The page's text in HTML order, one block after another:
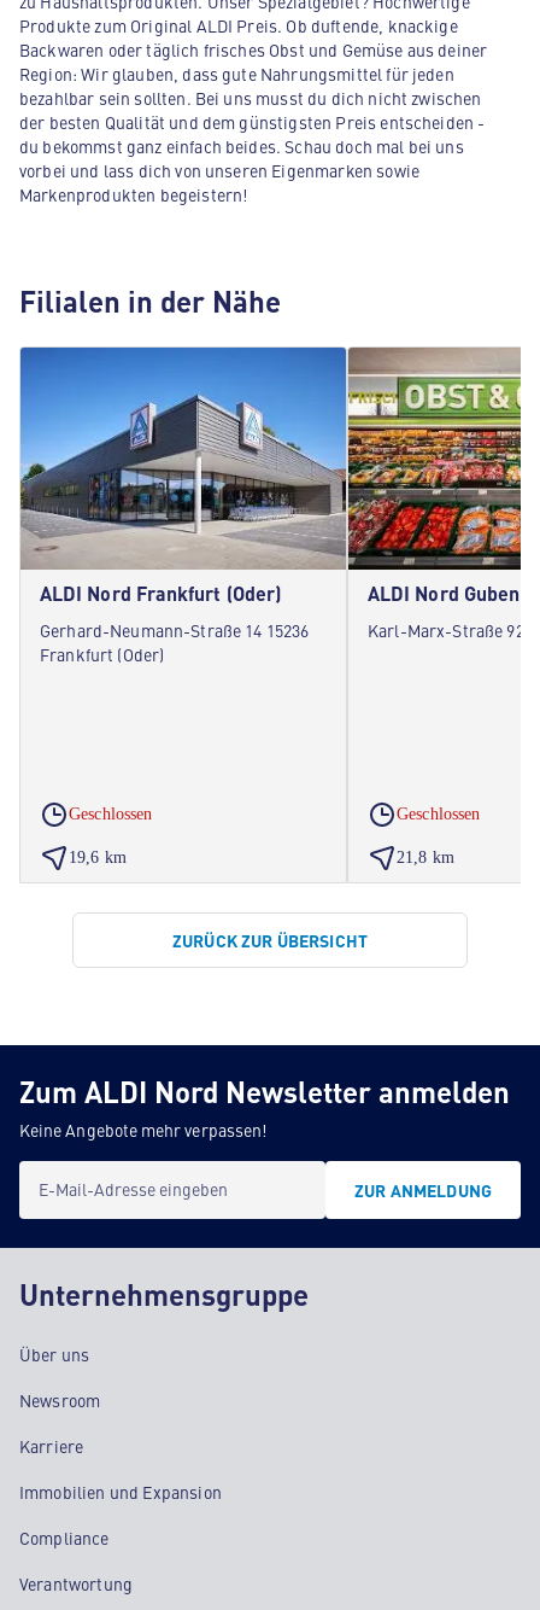
Produkte zum Original ALDI Preis. Ob duftende, knackige
Backwaren oder täglich frisches Obst und Gemüse aus deiner
Region: Wir glauben, dass gute Nahrungsmittel für jeden
bezahlbar sein sollten. Bei uns musst du dich nicht zwischen
der besten Qualität und dem günstigsten Preis entscheiden -
du bekommst ganz einfach beides. Schau doch mal bei uns
vorbei und lass dich von unseren Eigenmarken sowie
Markenprodukten begeistern!
Filialen in der Nähe
ALDI Nord Frankfurt (Oder)
Gerhard-Neumann-Straße 14 15236
Frankfurt (Oder)
Geschlossen
19,6 km
ALDI Nord Guben
Karl-Marx-Straße 92
Geschlossen
21,8 km
ZURÜCK ZUR ÜBERSICHT
Zum ALDI Nord Newsletter anmelden
Keine Angebote mehr verpassen!
E-Mail-Adresse eingeben ZUR ANMELDUNG
Unternehmensgruppe
Über uns
Newsroom
Karriere
Immobilien und Expansion
Compliance
Verantwortung